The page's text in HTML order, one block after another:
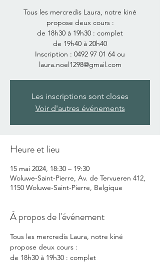
Tous les mercredis Laura, notre kiné
propose deux cours :
de 18h30 à 19h30 : complet
de 19h40 à 20h40
Inscription : 0492 97 01 64 ou
laura.noel1298@gmail.com
Les inscriptions sont closes
Voir d'autres événements
Heure et lieu
15 mai 2024, 18:30 – 19:30
Woluwe-Saint-Pierre, Av. de Tervueren 412,
1150 Woluwe-Saint-Pierre, Belgique
À propos de l'événement
Tous les mercredis Laura, notre kiné
propose deux cours :
de 18h30 à 19h30 : complet